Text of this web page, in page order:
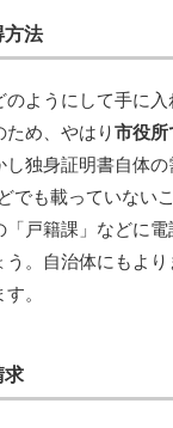
方法
ようにして手に入
ため、やはり市役所
し独身証明書自体の
でも載っていない
「戸籍課」などに
。自治体にもよ
。
求